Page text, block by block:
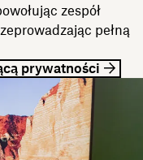
zespół
pełną
prywatności